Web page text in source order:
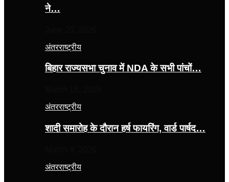
ने…
अंतरराष्ट्रीय
बिहार राज्यसभा चुनाव में NDA के सभी पांचों…
अंतरराष्ट्रीय
शादी समारोह के दौरान हर्ष फायरिंग, वार्ड पार्षद…
अंतरराष्ट्रीय